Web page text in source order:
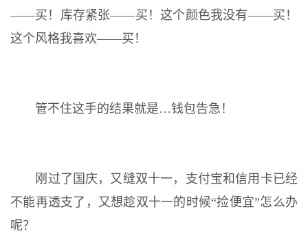
——买！库存紧张——买！这个颜色我没有——买！
这个风格我喜欢——买！
管不住这手的结果就是…钱包告急！
刚过了国庆，又缝双十一，支付宝和信用卡已经
不能再透支了，又想趁双十一的时候“捡便宜”怎么办
呢？